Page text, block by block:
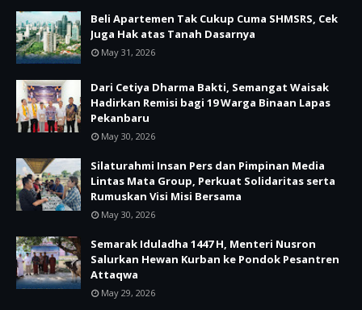
Beli Apartemen Tak Cukup Cuma SHMSRS, Cek
Juga Hak atas Tanah Dasarnya
May 31, 2026
Dari Cetiya Dharma Bakti, Semangat Waisak
Hadirkan Remisi bagi 19 Warga Binaan Lapas
Pekanbaru
May 30, 2026
Silaturahmi Insan Pers dan Pimpinan Media
Lintas Mata Group, Perkuat Solidaritas serta
Rumuskan Visi Misi Bersama
May 30, 2026
Semarak Iduladha 1447 H, Menteri Nusron
Salurkan Hewan Kurban ke Pondok Pesantren
Attaqwa
May 29, 2026